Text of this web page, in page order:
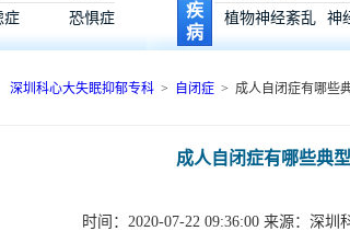
症
恐惧症
疾
病
植物神经紊乱
神
深圳科心大失眠抑郁专科 > 自闭症 > 成人自闭症有哪些
成人自闭症有哪些典
时间：2020-07-22 09:36:00 来源：深圳